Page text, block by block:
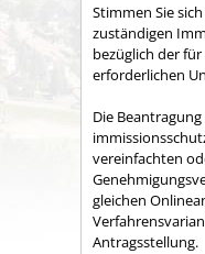
Stimmen Sie
zuständigen
bezüglich der
erforderlichen
Die
vereinfachten
gleichen
Antragsstellung.